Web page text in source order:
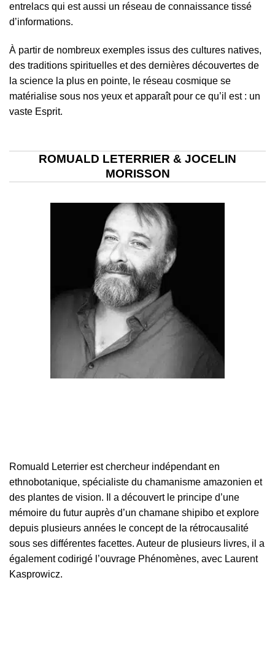
entrelacs qui est aussi un réseau de connaissance tissé
d’informations.
À partir de nombreux exemples issus des cultures natives,
des traditions spirituelles et des dernières découvertes de
la science la plus en pointe, le réseau cosmique se
matérialise sous nos yeux et apparaît pour ce qu’il est : un
vaste Esprit.
ROMUALD LETERRIER & JOCELIN
MORISSON
Romuald Leterrier est chercheur indépendant en
ethnobotanique, spécialiste du chamanisme amazonien et
des plantes de vision. Il a découvert le principe d’une
mémoire du futur auprès d’un chamane shipibo et explore
depuis plusieurs années le concept de la rétrocausalité
sous ses différentes facettes. Auteur de plusieurs livres, il a
également codirigé l’ouvrage Phénomènes, avec Laurent
Kasprowicz.